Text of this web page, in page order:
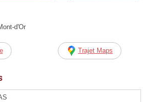
d'Or
Trajet Maps